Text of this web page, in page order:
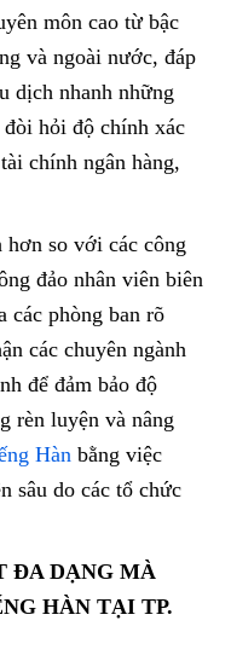
môn cao từ bậc
và ngoài nước, đáp
dịch nhanh những
đòi hỏi độ chính xác
chính ngân hàng,
so với các công
đảo nhân viên biên
các phòng ban rõ
các chuyên ngành
để đảm bảo độ
rèn luyện và nâng
Hàn bằng việc
sâu do các tổ chức
ĐA DẠNG MÀ
HÀN TẠI TP.